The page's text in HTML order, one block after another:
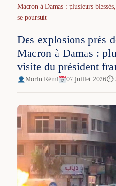
Macron à Damas : plusieurs
se poursuit
Des explosions près
Macron à Damas :
visite du président
Morin Rémi 07 juillet 2026⏱